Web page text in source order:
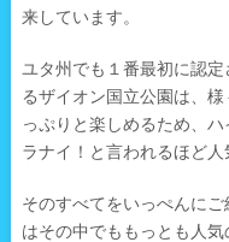
来しています。
ユタ州でも１番最初に認
るザイオン国立公園は、
っぷりと楽しめるため、
ラナイ！と言われるほど人
そのすべてをいっぺんに
はその中でももっとも人